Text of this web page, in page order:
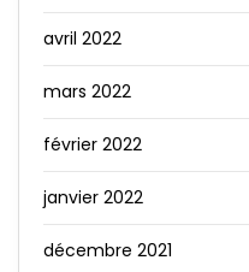
avril 2022
mars 2022
février 2022
janvier 2022
décembre 2021